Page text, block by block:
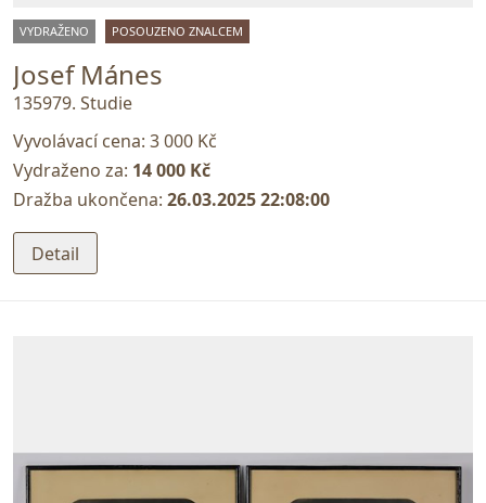
VYDRAŽENO POSOUZENO ZNALCEM
Josef Mánes
135979. Studie
Vyvolávací cena: 3 000 Kč
Vydraženo za: 14 000 Kč
Dražba ukončena: 26.03.2025 22:08:00
Detail